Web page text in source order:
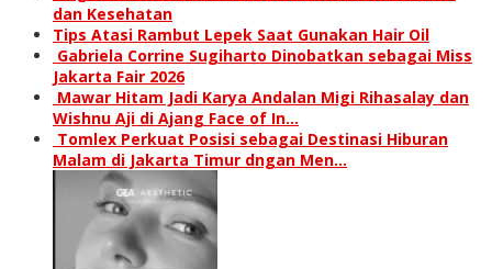
dan Kesehatan
Tips Atasi Rambut Lepek Saat Gunakan Hair Oil
Gabriela Corrine Sugiharto Dinobatkan sebagai Miss
Jakarta Fair 2026
Mawar Hitam Jadi Karya Andalan Migi Rihasalay dan
Wishnu Aji di Ajang Face of In…
Tomlex Perkuat Posisi sebagai Destinasi Hiburan
Malam di Jakarta Timur dngan Men…